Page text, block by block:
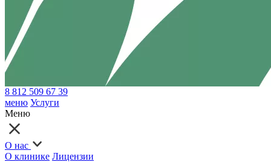
8 812 509 67 39
меню Услуги
Меню
О нас
О клинике Лицензии